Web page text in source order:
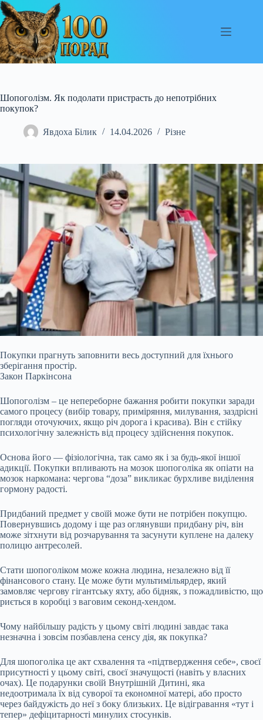
Перейти
до
вмісту
Шопоголізм. Як подолати пристрасть до непотрібних
покупок?
Явдоха Білик 14.04.2026 Різне
Покупки прагнуть заповнити весь доступний для їхнього
зберігання простір.
Закон Паркінсона
Шопоголізм – це непереборне бажання робити покупки заради
самого процесу (вибір товару, приміряння, милування, заздрісні
погляди оточуючих, якщо річ дорога і красива). Він є стійку
психологічну залежність від процесу здійснення покупок.
Основа його — фізіологічна, так само як і за будь-якої іншої
адикції. Покупки впливають на мозок шопоголіка як опіати на
мозок наркомана: чергова “доза” викликає бурхливе виділення
гормону радості.
Придбаний предмет у своїй може бути не потрібен покупцю.
Повернувшись додому і ще раз оглянувши придбану річ, він
може зітхнути від розчарування та засунути куплене на далеку
полицю антресолей.
Стати шопоголіком може кожна людина, незалежно від її
фінансового стану. Це може бути мультимільярдер, який
замовляє чергову гігантську яхту, або бідняк, з пожадливістю, що
риється в коробці з ваговим секонд-хендом.
Чому найбільшу радість у цьому світі людині завдає така
незначна і зовсім позбавлена сенсу дія, як покупка?
Для шопоголіка це акт схвалення та «підтвердження себе», своєї
присутності у цьому світі, своєї значущості (навіть у власних
очах). Це подарунки своїй Внутрішній Дитині, яка
недоотримала їх від суворої та економної матері, або просто
через байдужість до неї з боку близьких. Це відігравання «тут і
тепер» дефіцитарності минулих стосунків.